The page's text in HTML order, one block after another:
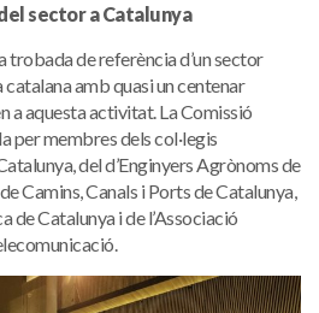
sector a Catalunya
trobada de referència d’un sector
amb quasi un centenar
a aquesta activitat. La Comissió
per membres dels col·legis
del d’Enginyers Agrònoms de
Camins, Canals i Ports de Catalunya,
de Catalunya i de l’Associació